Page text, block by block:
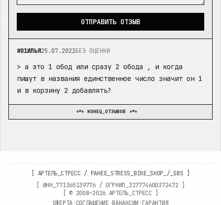
ОТПРАВИТЬ ОТЗЫВ
#01ИЛЬЯ25.07.2022БЕЗ ОЦЕНКИ
> а это 1 обод или сразу 2 обода , и когда
пишут в названия единственное число значит он 1
и в корзину 2 добавлять?
*** КОНЕЦ_ОТЗЫВОВ ***
АРТЕЛЬ_СТРЕСС / РАНЕЕ_STRESS_BIKE_SHOP_/_SBS
[ ИНН_ 771365139776/ ОГРНИП_ 317774600372472
[ © 2008—2026АРТЕЛЬ_СТРЕСС ]
ОФЕРТА·СОГЛАШЕНИЕ ·ВАКАНСИИ ·ГАРАНТИЯ